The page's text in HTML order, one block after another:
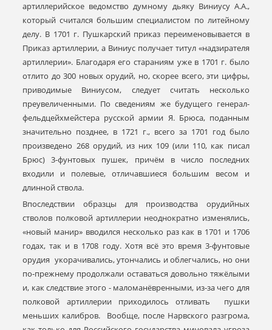
артиллерийское ведомство думному дьяку Виниусу А.А.,
который считался большим специалистом по литейному
делу. В 1701 г. Пушкарский приказ переименовывается в
Приказ артиллерии, а Виниус получает титул «надзирателя
артиллерии». Благодаря его стараниям уже в 1701 г. было
отлито до 300 новых орудий, но, скорее всего, эти цифры,
приводимые Виниусом, следует считать несколько
преувеличенными. По сведениям же будущего генерал-
фельдцейхмейстера русской армии Я. Брюса, поданным
значительно позднее, в 1721 г., всего за 1701 год было
произведено 268 орудий, из них 109 (или 110, как писал
Брюс) 3-фунтовых пушек, причём в число последних
входили и полевые, отличавшиеся большим весом и
длинной ствола.
Впоследствии образцы для производства орудийных
стволов полковой артиллерии неоднократно изменялись,
«новый манир» вводился несколько раз как в 1701 и 1706
годах, так и в 1708 году. Хотя всё это время 3-фунтовые
орудия укорачивались, утончались и облегчались, но они
по-прежнему продолжали оставаться довольно тяжёлыми
и, как следствие этого - маломанёвренными, из-за чего для
полковой артиллерии приходилось отливать пушки
меньших калибров. Вообще, после Нарвского разгрома,